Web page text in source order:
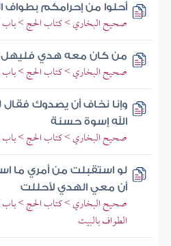
أحلوا من إحرامكم بطواف
صحيح البخاري > كتاب الحج > باب
من كان معه هدي فليهل
صحيح البخاري > كتاب الحج > باب
وإنا نخاف أن يصدوك
الله إسوة حسنة
صحيح البخاري > كتاب الحج > باب
لو استقبلت من أمري ما
أن معي الهدي لأحللت
صحيح البخاري > كتاب الحج > باب
الطواف بالبيت